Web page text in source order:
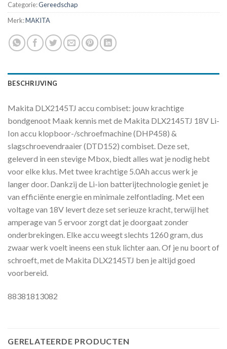
Categorie:Gereedschap
Merk:MAKITA
BESCHRIJVING
Makita DLX2145TJ accu combiset: jouw krachtige
bondgenoot Maak kennis met de Makita DLX2145TJ 18V Li-
Ion accu klopboor-/schroefmachine (DHP458) &
slagschroevendraaier (DTD152) combiset. Deze set,
geleverd in een stevige Mbox, biedt alles wat je nodig hebt
voor elke klus. Met twee krachtige 5.0Ah accus werk je
langer door. Dankzij de Li-ion batterijtechnologie geniet je
van efficiënte energie en minimale zelfontlading. Met een
voltage van 18V levert deze set serieuze kracht, terwijl het
amperage van 5 ervoor zorgt dat je doorgaat zonder
onderbrekingen. Elke accu weegt slechts 1260 gram, dus
zwaar werk voelt ineens een stuk lichter aan. Of je nu boort of
schroeft, met de Makita DLX2145TJ ben je altijd goed
voorbereid.
88381813082
GERELATEERDE PRODUCTEN